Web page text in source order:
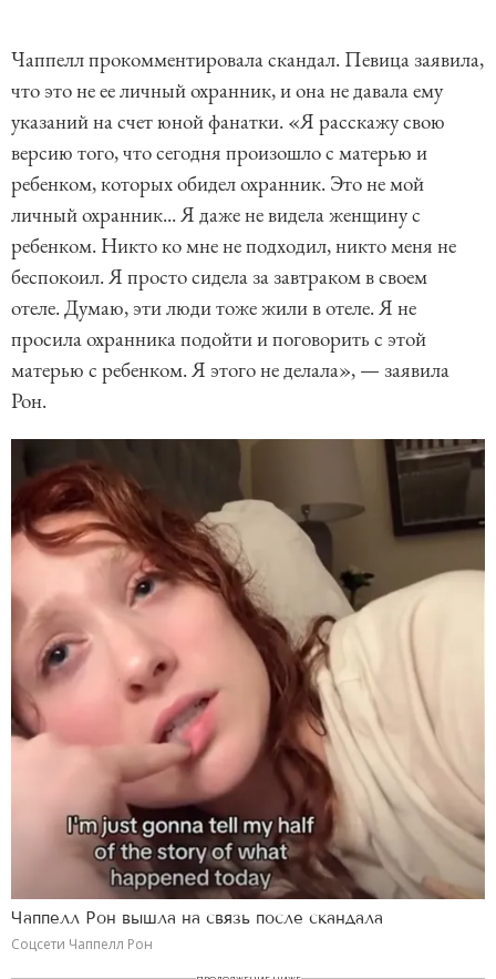
Чаппелл прокомментировала скандал. Певица заявила,
что это не ее личный охранник, и она не давала ему
указаний на счет юной фанатки. «Я расскажу свою
версию того, что сегодня произошло с матерью и
ребенком, которых обидел охранник. Это не мой
личный охранник... Я даже не видела женщину с
ребенком. Никто ко мне не подходил, никто меня не
беспокоил. Я просто сидела за завтраком в своем
отеле. Думаю, эти люди тоже жили в отеле. Я не
просила охранника подойти и поговорить с этой
матерью с ребенком. Я этого не делала», — заявила
Рон.
Чаппелл Рон вышла на связь после скандала
Соцсети Чаппелл Рон